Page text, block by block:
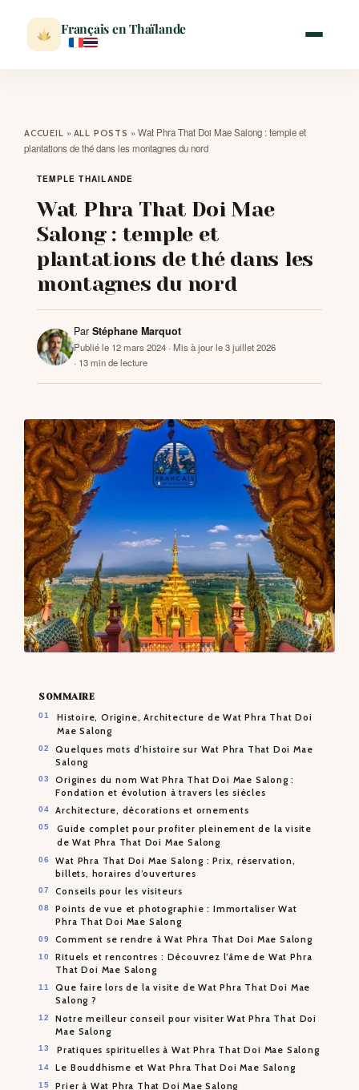
Français en Thaïlande
VISITER
MÉTÉO
EXPATRIATION
BLOG
ACCUEIL » ALL POSTS » Wat Phra That Doi Mae Salong : temple et
plantations de thé dans les montagnes du nord
TEMPLE THAILANDE
Wat Phra That Doi Mae
Salong : temple et
plantations de thé dans les
montagnes du nord
Par Stéphane Marquot
Publié le 12 mars 2024 · Mis à jour le 3 juillet 2026
· 13 min de lecture
SOMMAIRE
Histoire, Origine, Architecture de Wat Phra That Doi
Mae Salong
Quelques mots d’histoire sur Wat Phra That Doi Mae
Salong
Origines du nom Wat Phra That Doi Mae Salong :
Fondation et évolution à travers les siècles
Architecture, décorations et ornements
Guide complet pour profiter pleinement de la visite
de Wat Phra That Doi Mae Salong
Wat Phra That Doi Mae Salong : Prix, réservation,
billets, horaires d’ouvertures
Conseils pour les visiteurs
Points de vue et photographie : Immortaliser Wat
Phra That Doi Mae Salong
Comment se rendre à Wat Phra That Doi Mae Salong
Rituels et rencontres : Découvrez l’âme de Wat Phra
That Doi Mae Salong
Que faire lors de la visite de Wat Phra That Doi Mae
Salong ?
Notre meilleur conseil pour visiter Wat Phra That Doi
Mae Salong
Pratiques spirituelles à Wat Phra That Doi Mae Salong
Le Bouddhisme et Wat Phra That Doi Mae Salong
Prier à Wat Phra That Doi Mae Salong